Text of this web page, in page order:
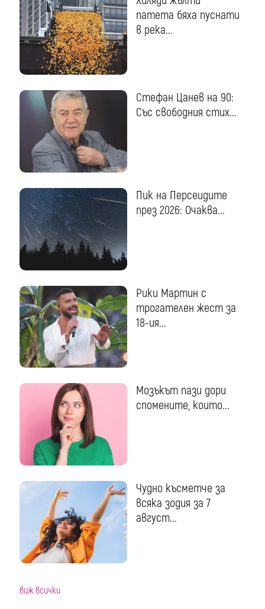
патета бяха пуснати
в река...
Стефан Цанев на 90:
Със свободния стих...
Пик на Персеидите
през 2026: Очаква...
Рики Мартин с
трогателен жест за
18-ия...
Мозъкът пази дори
спомените, които...
Чудно късметче за
всяка зодия за 7
август...
виж всички